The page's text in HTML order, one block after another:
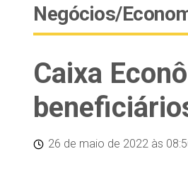
Negócios/
Caixa
26 de maio de 2022 às